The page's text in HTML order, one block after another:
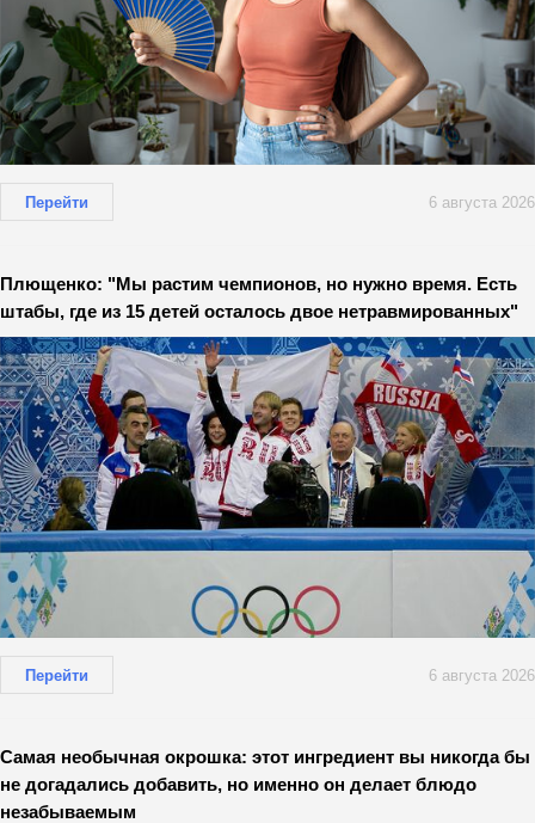
Перейти 6 августа 2026
Плющенко: "Мы растим чемпионов, но нужно время. Есть
штабы, где из 15 детей осталось двое нетравмированных"
Перейти 6 августа 2026
Самая необычная окрошка: этот ингредиент вы никогда бы
не догадались добавить, но именно он делает блюдо
незабываемым